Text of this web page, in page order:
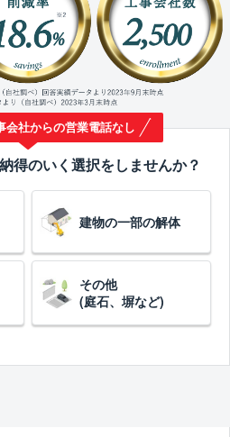
会社からの営業電話なし
得のいく選択をしませんか？
建物の一部の解体
その他
(庭石、塀など)